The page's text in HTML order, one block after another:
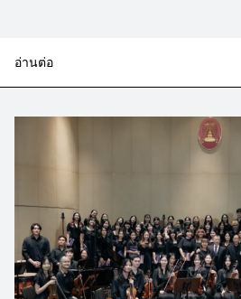
อ่านต่อ